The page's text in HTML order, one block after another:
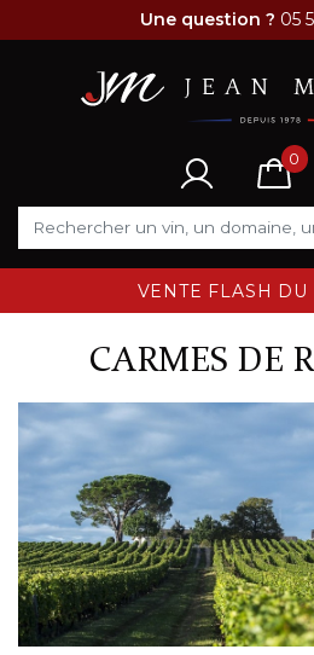
Une question ? 05
0
VENTE FLASH
CARMES DE